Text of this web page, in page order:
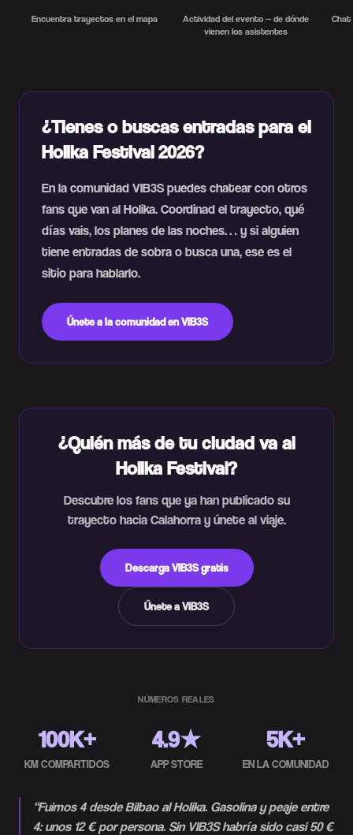
Encuentra trayectos en el mapa
Actividad del evento — de dónde
vienen los asistentes
Chat
¿Tienes o buscas entradas para el
Holika Festival 2026?
En la comunidad VIB3S puedes chatear con otros
fans que van al Holika. Coordinad el trayecto, qué
días vais, los planes de las noches… y si alguien
tiene entradas de sobra o busca una, ese es el
sitio para hablarlo.
Únete a la comunidad en VIB3S
¿Quién más de tu ciudad va al
Holika Festival?
Descubre los fans que ya han publicado su
trayecto hacia Calahorra y únete al viaje.
Descarga VIB3S gratis
Únete a VIB3S
NÚMEROS REALES
100K+
KM COMPARTIDOS
4.9★
APP STORE
5K+
EN LA COMUNIDAD
“Fuimos 4 desde Bilbao al Holika. Gasolina y peaje entre
4: unos 12 € por persona. Sin VIB3S habría sido casi 50 €